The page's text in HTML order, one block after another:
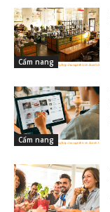
Cẩm nang
Cẩm nang